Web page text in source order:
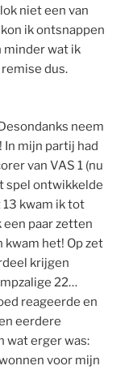
niet een van
ik ontsnappen
minder wat ik
dus.
neem
In mijn partij had
van VAS 1 (nu
spel ontwikkelde
13 kwam ik tot
paar zetten
het! Op zet
krijgen
22…
reageerde en
eerdere
wat erger was:
voor mijn